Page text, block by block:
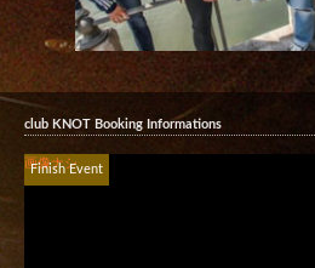
club KNOT Booking Informations
画像ナシ
Finish Event